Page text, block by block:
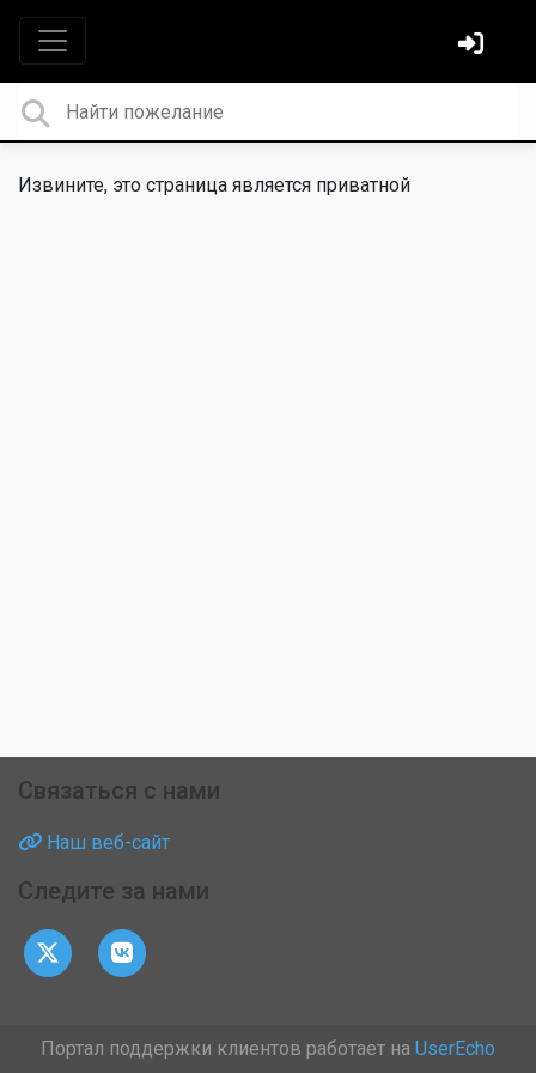
Извините, это страница является приватной
Связаться с нами
Наш веб-сайт
Следите за нами
Портал поддержки клиентов работает на UserEcho